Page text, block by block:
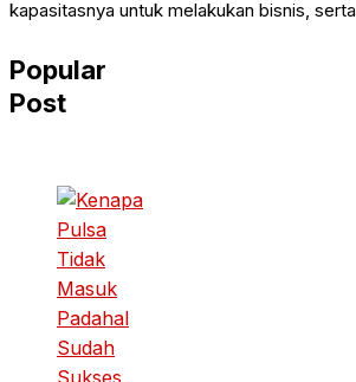
kapasitasnya untuk melakukan bisnis, serta
Popular
Post